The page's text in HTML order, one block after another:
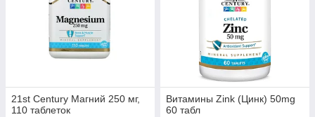
21st Century Магний 250 мг,
110 таблеток
Витамины Zink (Цинк) 50mg
60 табл